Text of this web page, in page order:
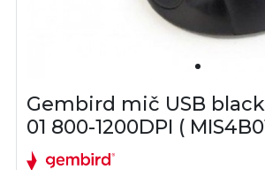
Gembird mič USB
01 800-1200DPI (